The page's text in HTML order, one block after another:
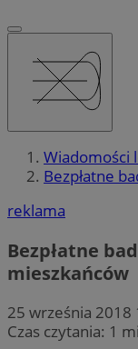
Wiadomości
Bezpłatne
reklama
Bezpłatne
mieszkańców
25 września 2018
Czas czytania: 1